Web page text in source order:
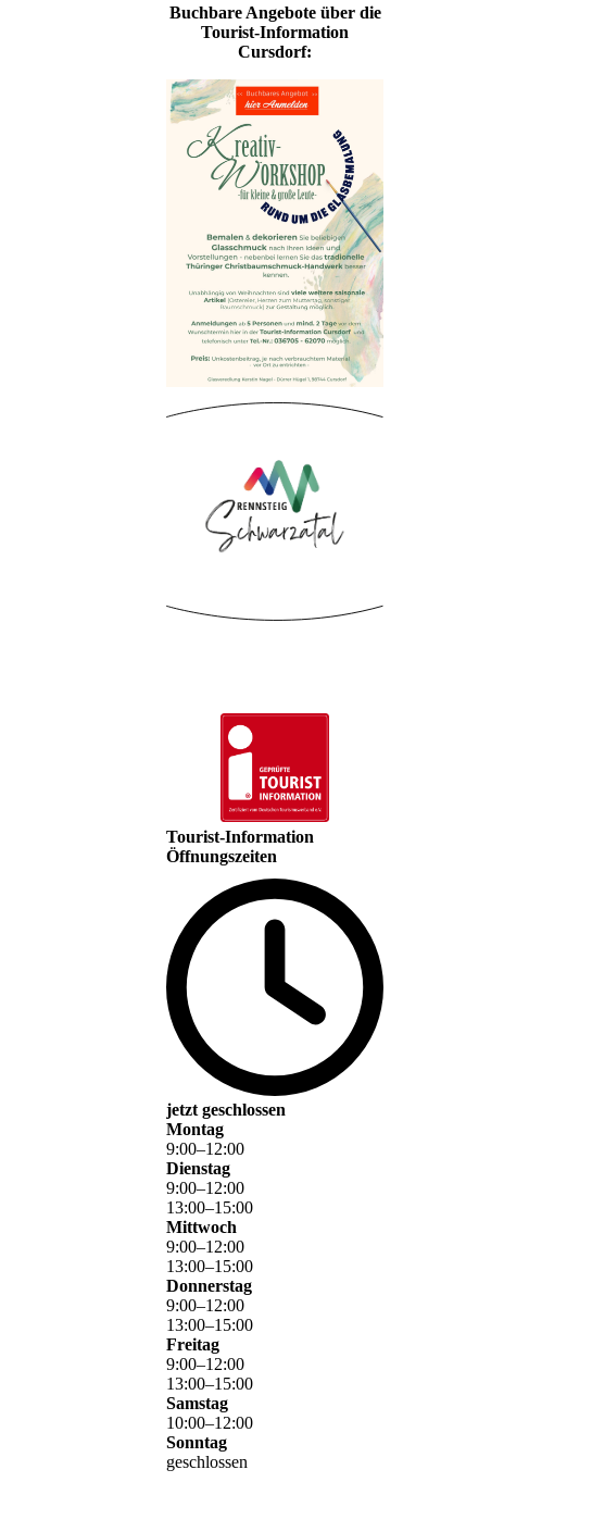
Buchbare Angebote über die
Tourist-Information
Cursdorf:
Tourist-Information
Öffnungszeiten
jetzt geschlossen
Montag
9:00–12:00
Dienstag
9:00–12:00
13:00–15:00
Mittwoch
9:00–12:00
13:00–15:00
Donnerstag
9:00–12:00
13:00–15:00
Freitag
9:00–12:00
13:00–15:00
Samstag
10:00–12:00
Sonntag
geschlossen